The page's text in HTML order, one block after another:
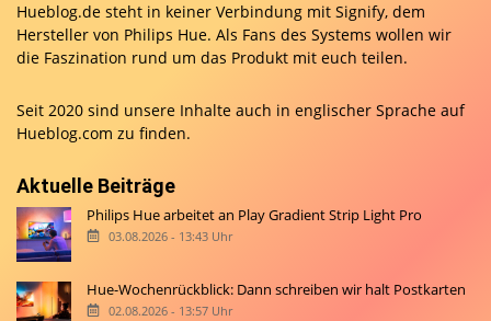
Hueblog.de steht in keiner Verbindung mit Signify, dem
Hersteller von Philips Hue. Als Fans des Systems wollen wir
die Faszination rund um das Produkt mit euch teilen.
Seit 2020 sind unsere Inhalte auch in englischer Sprache auf
Hueblog.com zu finden.
Aktuelle Beiträge
Philips Hue arbeitet an Play Gradient Strip Light Pro
03.08.2026 - 13:43 Uhr
Hue-Wochenrückblick: Dann schreiben wir halt Postkarten
02.08.2026 - 13:57 Uhr